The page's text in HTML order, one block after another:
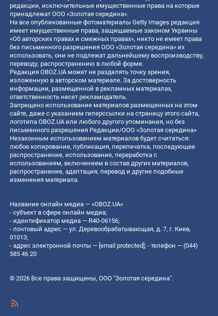
редакции, исключительные имущественные права на которые
принадлежат ООО «Золотая середина».
На все опубликованные фотоматериалы Getty Images редакция
имеет имущественные права, защищаемые законом Украины
«Об авторских правах и смежных правах», никто не имеет права
без письменного разрешения ООО «Золотая середина» их
использовать, они не подлежат дальнейшему воспроизводству,
переводу, распространению в любой форме.
Редакция OBOZ.UA может не разделять точку зрения,
изложенную в авторском материале. За достоверность
информации, размещенной в рекламных материалах,
ответственность несет рекламодатель.
Запрещено использование материалов размещенных на этом
сайте, даже с указанием гиперссылки на страницу этого сайта,
логотипа OBOZ.UA или любого другого упоминания, но без
письменного разрешения Редакции/ООО «Золотая середина»
Незаконным использованием материалов будет считаться:
любое копирование, публикация, перепечатка, последующее
распространение, использование, переработка с
использованием, включением в состав других материалов,
распространение, адаптация, перевод и другие подобные
изменения материала.
Название онлайн медиа — «OBOZ.UA»
- субъект в сфере онлайн медиа;
- идентификатор медиа — R40-06156;
- почтовый адрес — ул. Деревообрабатывающая, д. 7, г. Киев,
01013;
- адрес электронной почты — [email protected]; - телефон — (044)
585 46 20
© 2026 Все права защищены, ООО "Золотая середина".